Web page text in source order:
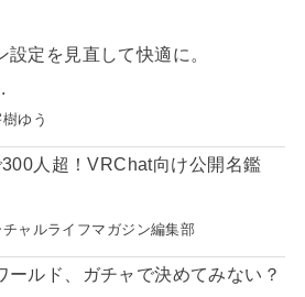
設定を見直して快適に。
ゆう
人超！VRChat向け公開名鑑
チャルライフマガジン編集部
ールド、ガチャで決めてみない？